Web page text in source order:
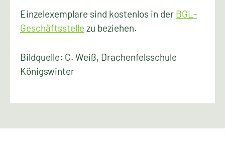
Einzelexemplare sind kostenlos in der BGL-
Geschäftsstelle zu beziehen.
Bildquelle: C. Weiß, Drachenfelsschule
Königswinter